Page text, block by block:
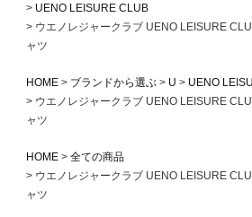
UENO LEISURE CLUB
ウエノレジャークラブ UENO LEISURE
ャツ
HOME ブランドから選ぶ U
UENO
ウエノレジャークラブ UENO LEISURE
ャツ
HOME
全ての商品
ウエノレジャークラブ UENO LEISURE
ャツ